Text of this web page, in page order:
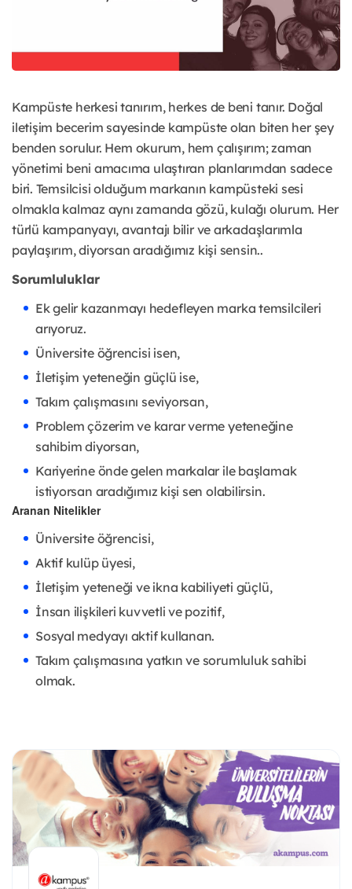
Kampüste herkesi tanırım, herkes de beni tanır. Doğal
iletişim becerim sayesinde kampüste olan biten her şey
benden sorulur. Hem okurum, hem çalışırım; zaman
yönetimi beni amacıma ulaştıran planlarımdan sadece
biri. Temsilcisi olduğum markanın kampüsteki sesi
olmakla kalmaz aynı zamanda gözü, kulağı olurum. Her
türlü kampanyayı, avantajı bilir ve arkadaşlarımla
paylaşırım, diyorsan aradığımız kişi sensin..
Sorumluluklar
Ek gelir kazanmayı hedefleyen marka temsilcileri
arıyoruz.
Üniversite öğrencisi isen,
İletişim yeteneğin güçlü ise,
Takım çalışmasını seviyorsan,
Problem çözerim ve karar verme yeteneğine
sahibim diyorsan,
Kariyerine önde gelen markalar ile başlamak
istiyorsan aradığımız kişi sen olabilirsin.
Aranan Nitelikler
Üniversite öğrencisi,
Aktif kulüp üyesi,
İletişim yeteneği ve ikna kabiliyeti güçlü,
İnsan ilişkileri kuvvetli ve pozitif,
Sosyal medyayı aktif kullanan.
Takım çalışmasına yatkın ve sorumluluk sahibi
olmak.